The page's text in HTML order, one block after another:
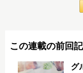
この連載の前回
グ